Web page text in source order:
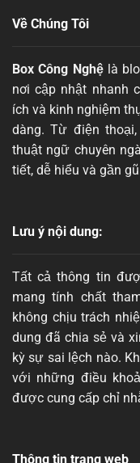
Về Chúng Tôi
Box Công Nghệlà
nơi cập nhật nhanh
ích và kinh nghiệm
dàng. Từ điện
thuật ngữ chuyên
tiết, dễ hiểu và gần
Lưu ý nội dung:
Tất cả thông tin
mang tính chất
không chịu trách
dung đã chia sẻ và
kỳ sự sai lệch nào.
với những điều
được cung cấp chỉ
Thông tin trang web